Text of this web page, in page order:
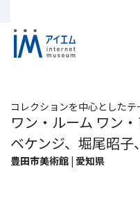
コレクションを中心としたテ
ワン・ルーム ワン
ベケンジ、堀尾昭
豊田市美術館 | 愛知県